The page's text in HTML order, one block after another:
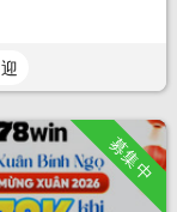
募集中